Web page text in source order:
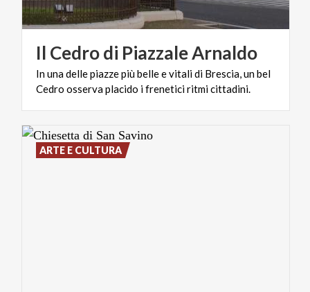
Il Cedrodi PiazzaleArnaldo
Inunadellepiazzepiùbelleevitalidi Brescia,unbel
Cedro osservaplacido ifreneticiritmicittadini.
ARTE E CULTURA